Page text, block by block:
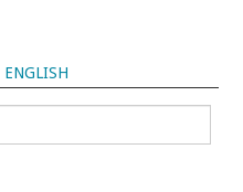
ENGLISH